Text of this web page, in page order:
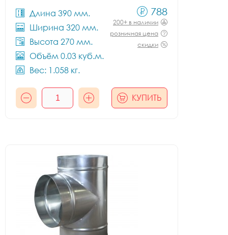
Длина 390 мм.
Ширина 320 мм.
Высота 270 мм.
Объём 0.03 куб.м.
Вес: 1.058 кг.
788
200+ в наличии
розничная цена
скидки
КУПИТЬ